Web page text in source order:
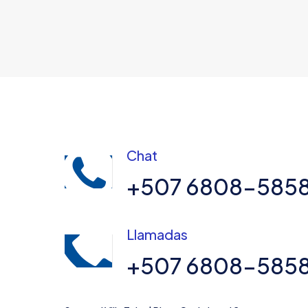
Chat
+507 6808-
Llamadas
+507 6808-